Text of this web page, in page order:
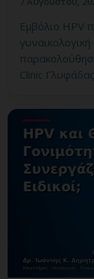
Εμβόλιο HPV
Clinic Γλυφάδας.